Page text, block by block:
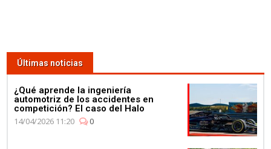
o un Fórmula E? Jéan-Eric
Vergné nos saca de dudas
Últimas noticias
¿Qué aprende la ingeniería
automotriz de los accidentes en
competición? El caso del Halo
14/04/2026 11:20
0